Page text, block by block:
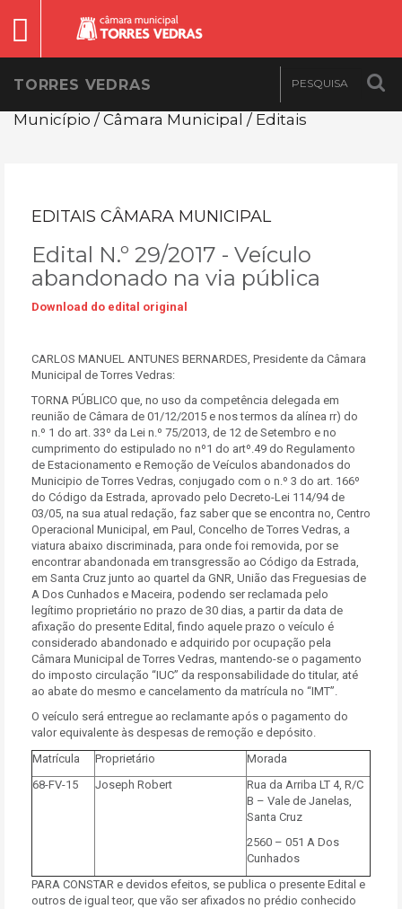
TORRES VEDRAS
Município / Câmara Municipal / Editais
EDITAIS CÂMARA MUNICIPAL
Edital N.º 29/2017 - Veículo
abandonado na via pública
Download do edital original
CARLOS MANUEL ANTUNES BERNARDES, Presidente da Câmara
Municipal de Torres Vedras:
TORNA PÚBLICO que, no uso da competência delegada em
reunião de Câmara de 01/12/2015 e nos termos da alínea rr) do
n.º 1 do art. 33º da Lei n.º 75/2013, de 12 de Setembro e no
cumprimento do estipulado no nº1 do artº.49 do Regulamento
de Estacionamento e Remoção de Veículos abandonados do
Municipio de Torres Vedras, conjugado com o n.º 3 do art. 166º
do Código da Estrada, aprovado pelo Decreto-Lei 114/94 de
03/05, na sua atual redação, faz saber que se encontra no, Centro
Operacional Municipal, em Paul, Concelho de Torres Vedras, a
viatura abaixo discriminada, para onde foi removida, por se
encontrar abandonada em transgressão ao Código da Estrada,
em Santa Cruz junto ao quartel da GNR, União das Freguesias de
A Dos Cunhados e Maceira, podendo ser reclamada pelo
legítimo proprietário no prazo de 30 dias, a partir da data de
afixação do presente Edital, findo aquele prazo o veículo é
considerado abandonado e adquirido por ocupação pela
Câmara Municipal de Torres Vedras, mantendo-se o pagamento
do imposto circulação “IUC” da responsabilidade do titular, até
ao abate do mesmo e cancelamento da matrícula no “IMT”.
O veículo será entregue ao reclamante após o pagamento do
valor equivalente às despesas de remoção e depósito.
Matrícula
Proprietário
Morada
68-FV-15
Joseph Robert
Rua da Arriba LT 4, R/C
B – Vale de Janelas,
Santa Cruz
2560 – 051 A Dos
Cunhados
PARA CONSTAR e devidos efeitos, se publica o presente Edital e
outros de igual teor, que vão ser afixados no prédio conhecido